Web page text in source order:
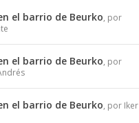
el barrio de Beurko, por
el barrio de Beurko, por
el barrio de Beurko, por Iker